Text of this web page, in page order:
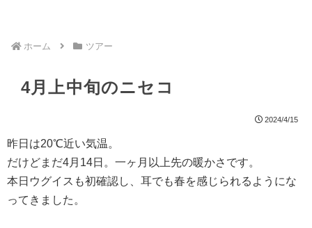
ホーム ツアー
4月上中旬のニセコ
2024/4/15
昨日は20℃近い気温。
だけどまだ4月14日。一ヶ月以上先の暖かさです。
本日ウグイスも初確認し、耳でも春を感じられるようにな
ってきました。